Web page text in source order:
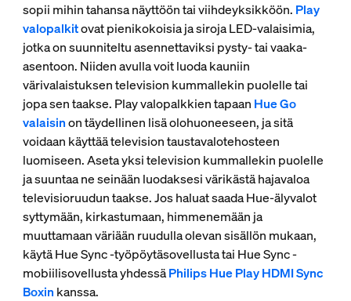
sopii mihin tahansa näyttöön tai viihdeyksikköön. Play
valopalkitovat pienikokoisia ja siroja LED-valaisimia,
jotka on suunniteltu asennettaviksi pysty- tai vaaka-
asentoon. Niiden avulla voit luoda kauniin
värivalaistuksen television kummallekin puolelle tai
jopa sen taakse. Play valopalkkien tapaan Hue Go
valaisinon täydellinen lisä olohuoneeseen, ja sitä
voidaan käyttää television taustavalotehosteen
luomiseen. Aseta yksi television kummallekin puolelle
ja suuntaa ne seinään luodaksesi värikästä hajavaloa
televisioruudun taakse. Jos haluat saada Hue-älyvalot
syttymään, kirkastumaan, himmenemään ja
muuttamaan väriään ruudulla olevan sisällön mukaan,
käytä Hue Sync -työpöytäsovellusta tai Hue Sync -
mobiilisovellusta yhdessäPhilips Hue Play HDMI Sync
Boxin kanssa.